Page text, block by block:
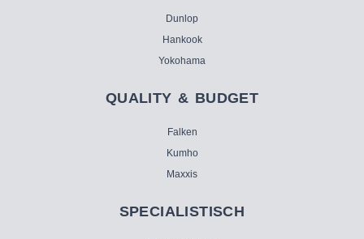
Dunlop
Hankook
Yokohama
QUALITY & BUDGET
Falken
Kumho
Maxxis
SPECIALISTISCH